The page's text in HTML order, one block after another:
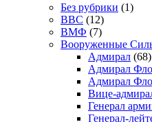
Без рубрики (1)
ВВС (12)
ВМФ (7)
Вооруженные
Адмирал (68)
Адмирал
Адмирал
Вице-
Генерал
Генерал-